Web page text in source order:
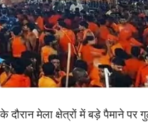
मेला क्षेत्रों में बड़े पैमाने पर